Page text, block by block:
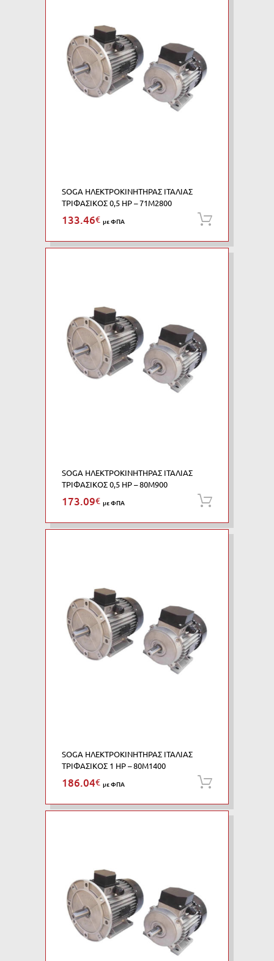
SOGA ΗΛΕΚΤΡΟΚΙΝΗΤΗΡΑΣ ΙΤΑΛΙΑΣ
ΤΡΙΦΑΣΙΚΟΣ 0,5 HP – 71M2800
133.46€ με ΦΠΑ
SOGA ΗΛΕΚΤΡΟΚΙΝΗΤΗΡΑΣ ΙΤΑΛΙΑΣ
ΤΡΙΦΑΣΙΚΟΣ 0,5 HP – 80M900
173.09€ με ΦΠΑ
SOGA ΗΛΕΚΤΡΟΚΙΝΗΤΗΡΑΣ ΙΤΑΛΙΑΣ
ΤΡΙΦΑΣΙΚΟΣ 1 HP – 80M1400
186.04€ με ΦΠΑ